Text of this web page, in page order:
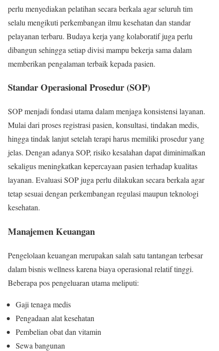
perlu menyediakan pelatihan secara berkala agar seluruh tim
selalu mengikuti perkembangan ilmu kesehatan dan standar
pelayanan terbaru. Budaya kerja yang kolaboratif juga perlu
dibangun sehingga setiap divisi mampu bekerja sama dalam
memberikan pengalaman terbaik kepada pasien.
Standar Operasional Prosedur (SOP)
SOP menjadi fondasi utama dalam menjaga konsistensi layanan.
Mulai dari proses registrasi pasien, konsultasi, tindakan medis,
hingga tindak lanjut setelah terapi harus memiliki prosedur yang
jelas. Dengan adanya SOP, risiko kesalahan dapat diminimalkan
sekaligus meningkatkan kepercayaan pasien terhadap kualitas
layanan. Evaluasi SOP juga perlu dilakukan secara berkala agar
tetap sesuai dengan perkembangan regulasi maupun teknologi
kesehatan.
Manajemen Keuangan
Pengelolaan keuangan merupakan salah satu tantangan terbesar
dalam bisnis wellness karena biaya operasional relatif tinggi.
Beberapa pos pengeluaran utama meliputi:
Gaji tenaga medis
Pengadaan alat kesehatan
Pembelian obat dan vitamin
Sewa bangunan